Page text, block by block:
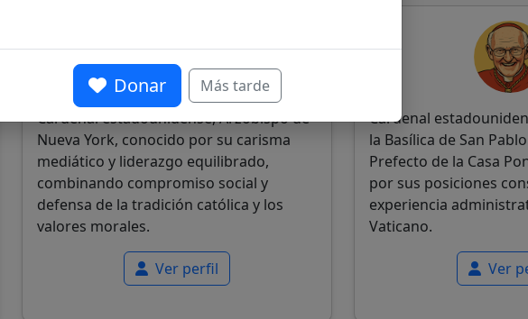
Cardenal estadounidense, Arzobispo de
Nueva York, conocido por su carisma
mediático y liderazgo equilibrado,
combinando compromiso social y
defensa de la tradición católica y los
valores morales.
Ver perfil
Cardenal
la Basílica de San
Prefecto de la Casa
por sus posiciones
experiencia
Vaticano.
Ver
Donar Más tarde